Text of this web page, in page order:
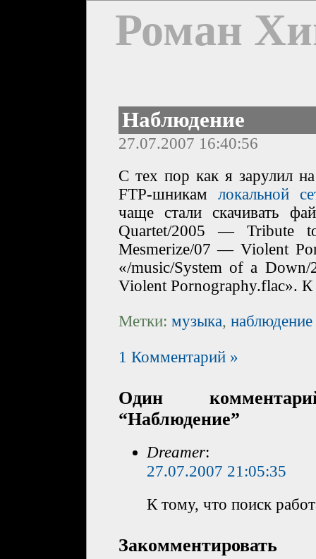
Роман
Наблюдение
27.07.2007 16:40:56
С тех пор как я зарулил
FTP-шникам локальной
чаще стали скачивать
Quartet/2005 — Tribute
Mesmerize/07 — Violent
«/music/System of a
Violent Pornography.flac». К
Метки: музыка, наблюдение
1 Комментарий »
Один
“Наблюдение”
Dreamer:
27.07.2007 21:05:35
К тому, что поиск
Закомментировать